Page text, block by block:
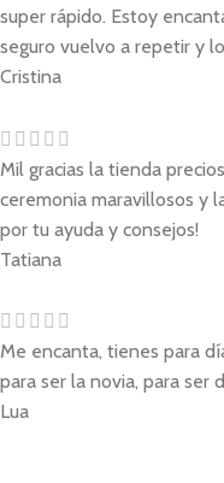
super rápido. Estoy
seguro vuelvo a repetir y
Cristina
Mil gracias la tienda
ceremonia maravillosos y
por tu ayuda y consejos!
Tatiana
Me encanta, tienes para
para ser la novia, para ser
Lua